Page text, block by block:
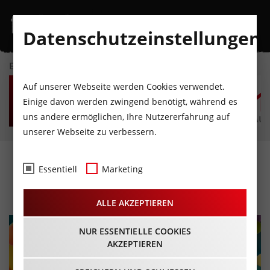
EVENTKALENDER
DO
6
AUGUST
FR
7
AUGUST
SA
8
AUGUST
SO
9
AUGUST
MO
10
AUGUST
Familienfasching
21.02.2023 - Beginn 13:00 Uhr
Datenschutzeinstellungen
Auf unserer Webseite werden Cookies verwendet.
Einige davon werden zwingend benötigt, während es
uns andere ermöglichen, Ihre Nutzererfahrung auf
unserer Webseite zu verbessern.
Essentiell Marketing
ALLE AKZEPTIEREN
NUR ESSENTIELLE COOKIES
AKZEPTIEREN